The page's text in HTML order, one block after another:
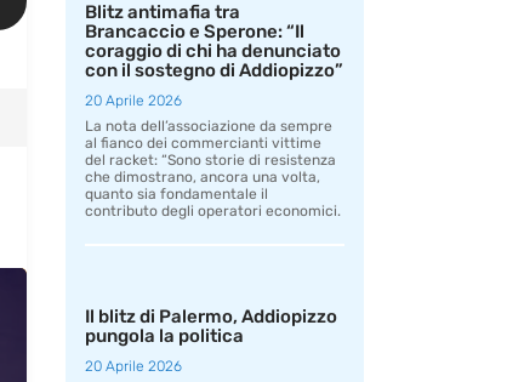
Blitz antimafia tra
Brancaccio e Sperone: “Il
coraggio di chi ha denunciato
con il sostegno di Addiopizzo”
20 Aprile 2026
La nota dell’associazione da sempre
al fianco dei commercianti vittime
del racket: “Sono storie di resistenza
che dimostrano, ancora una volta,
quanto sia fondamentale il
contributo degli operatori economici.
Il blitz di Palermo, Addiopizzo
pungola la politica
20 Aprile 2026